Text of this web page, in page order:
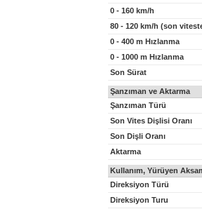
0 - 160 km/h
80 - 120 km/h (son
0 - 400 m Hızlanma
0 - 1000 m Hızlanma
Son Sürat
Şanzıman ve Aktarma
Şanzıman Türü
Son Vites Dişlisi Oranı
Son Dişli Oranı
Aktarma
Kullanım, Yürüyen
Direksiyon Türü
Direksiyon Turu